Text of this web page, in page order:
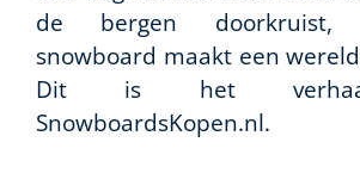
de bergen doorkruist,
snowboard maakt een
Dit is het
SnowboardsKopen.nl.